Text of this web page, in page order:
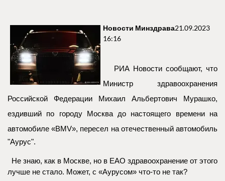
Новости Минздрава21.09.2023
16:16
РИА Новости сообщают, что
Министр здравоохранения
Российской Федерации Михаил Альбертович Мурашко,
ездивший по городу Москва до настоящего времени на
автомобиле «BMV», пересел на отечественный автомобиль
"Аурус".
Не знаю, как в Москве, но в ЕАО здравоохранение от этого
лучше не стало. Может, с «Аурусом» что-то не так?